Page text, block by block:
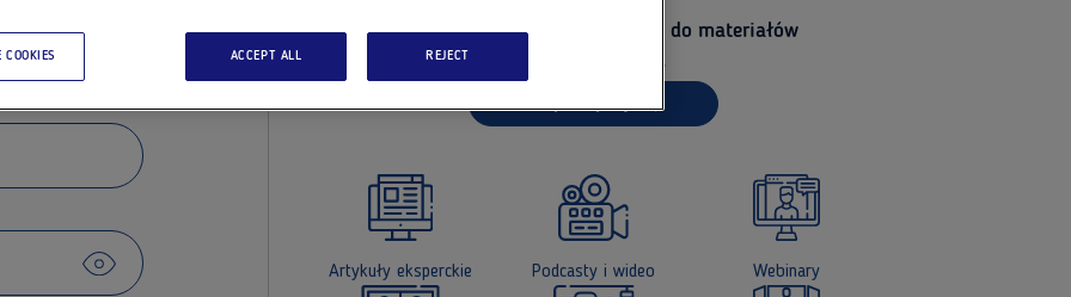
Pass
Zarejestruj się i uzyskaj dostęp do materiałów
dla specjalistów.
Artykuły eksperckie Podcasty i wideo Webinary
ACCEPT ALL REJECT
COOKIES